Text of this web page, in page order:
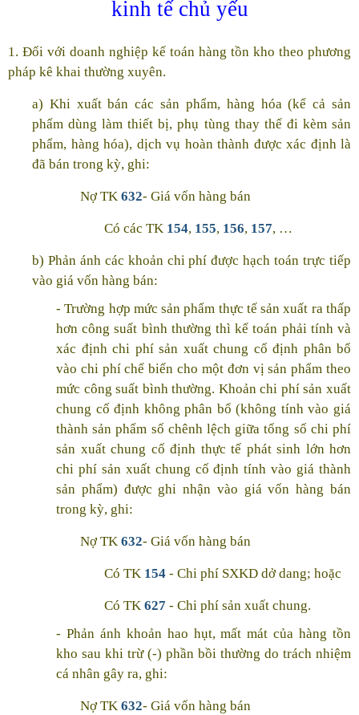
kinh tế chủ yếu
1. Đối với doanh nghiệp kế toán hàng tồn kho theo phương
pháp kê khai thường xuyên.
a) Khi xuất bán các sản phẩm, hàng hóa (kể cả sản
phẩm dùng làm thiết bị, phụ tùng thay thế đi kèm sản
phẩm, hàng hóa), dịch vụ hoàn thành được xác định là
đã bán trong kỳ, ghi:
Nợ TK 632- Giá vốn hàng bán
Có các TK 154, 155, 156, 157, …
b) Phản ánh các khoản chi phí được hạch toán trực tiếp
vào giá vốn hàng bán:
- Trường hợp mức sản phẩm thực tế sản xuất ra thấp
hơn công suất bình thường thì kế toán phải tính và
xác định chi phí sản xuất chung cố định phân bổ
vào chi phí chế biến cho một đơn vị sản phẩm theo
mức công suất bình thường. Khoản chi phí sản xuất
chung cố định không phân bổ (không tính vào giá
thành sản phẩm số chênh lệch giữa tổng số chi phí
sản xuất chung cố định thực tế phát sinh lớn hơn
chi phí sản xuất chung cố định tính vào giá thành
sản phẩm) được ghi nhận vào giá vốn hàng bán
trong kỳ, ghi:
Nợ TK 632- Giá vốn hàng bán
Có TK 154 - Chi phí SXKD dở dang; hoặc
Có TK 627 - Chi phí sản xuất chung.
- Phản ánh khoản hao hụt, mất mát của hàng tồn
kho sau khi trừ (-) phần bồi thường do trách nhiệm
cá nhân gây ra, ghi:
Nợ TK 632- Giá vốn hàng bán